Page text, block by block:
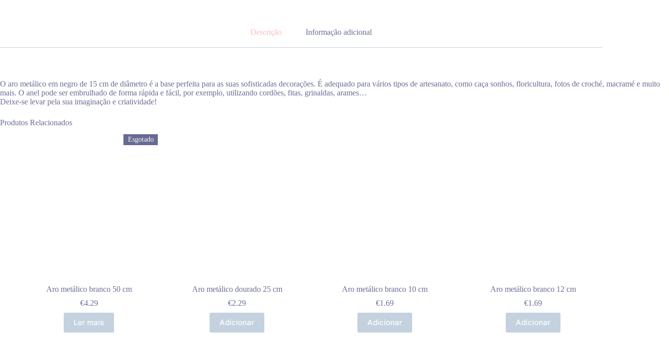
Descrição Informação adicional
O aro metálico em negro de 15 cm de diâmetro é a base perfeita para as suas sofisticadas decorações. É adequado para vários tipos de artesanato, como caça sonhos, floricultura, fotos de croché, macramé e muito
mais. O anel pode ser embrulhado de forma rápida e fácil, por exemplo, utilizando cordões, fitas, grinaldas, arames…
Deixe-se levar pela sua imaginação e criatividade!
Produtos Relacionados
Esgotado
Aro metálico branco 50 cm
€4.29
Ler mais
Aro metálico dourado 25 cm
€2.29
Adicionar
Aro metálico branco 10 cm
€1.69
Adicionar
Aro metálico branco 12 cm
€1.69
Adicionar